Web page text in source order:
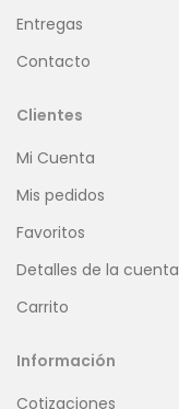
Entregas
Contacto
Clientes
Mi Cuenta
Mis pedidos
Favoritos
Detalles de la cuenta
Carrito
Información
Cotizaciones